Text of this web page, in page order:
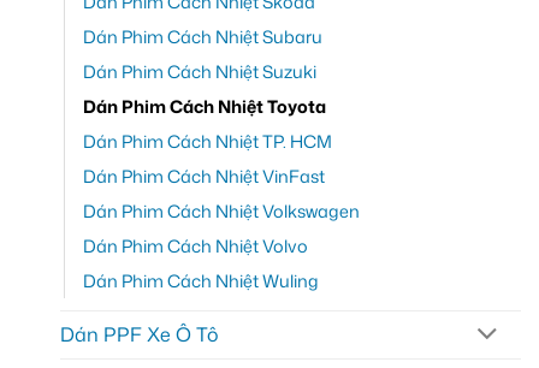
Dán Phim Cách Nhiệt Subaru
Dán Phim Cách Nhiệt Suzuki
Dán Phim Cách Nhiệt Toyota
Dán Phim Cách Nhiệt TP. HCM
Dán Phim Cách Nhiệt VinFast
Dán Phim Cách Nhiệt Volkswagen
Dán Phim Cách Nhiệt Volvo
Dán Phim Cách Nhiệt Wuling
Dán PPF Xe Ô Tô